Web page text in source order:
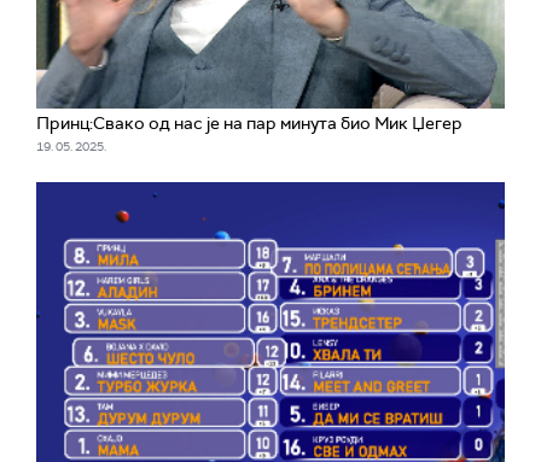
Принц:Свако од нас је на пар минута био Мик Џегер
19. 05. 2025.